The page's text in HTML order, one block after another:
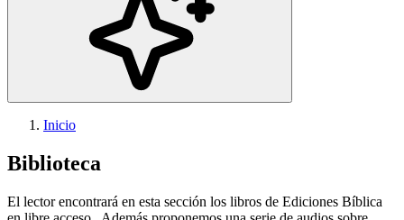
Inicio
Biblioteca
El lector encontrará en esta sección los libros de Ediciones Bíblica